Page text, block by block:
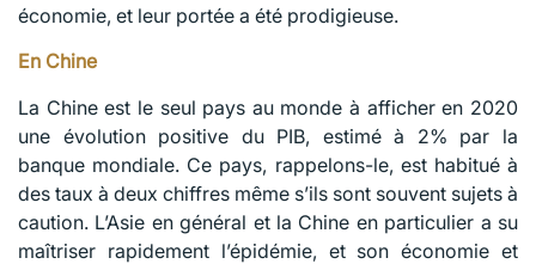
économie, et leur portée a été prodigieuse.
En Chine
La Chine est le seul pays au monde à afficher en 2020
une évolution positive du PIB, estimé à 2% par la
banque mondiale. Ce pays, rappelons-le, est habitué à
des taux à deux chiffres même s’ils sont souvent sujets à
caution. L’Asie en général et la Chine en particulier a su
maîtriser rapidement l’épidémie, et son économie et